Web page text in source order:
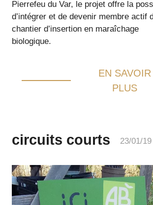
Pierrefeu du Var, le projet offre la
d’intégrer et de devenir membre actif
chantier d’insertion en maraîchage
biologique.
EN SAVOIR
PLUS
23/01/19
circuits courts